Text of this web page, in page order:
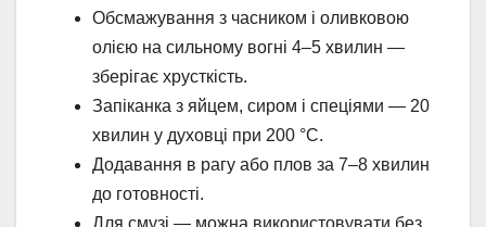
Обсмажування з часником і оливковою
олією на сильному вогні 4–5 хвилин —
зберігає хрусткість.
Запіканка з яйцем, сиром і спеціями — 20
хвилин у духовці при 200 °C.
Додавання в рагу або плов за 7–8 хвилин
до готовності.
Для смузі — можна використовувати без